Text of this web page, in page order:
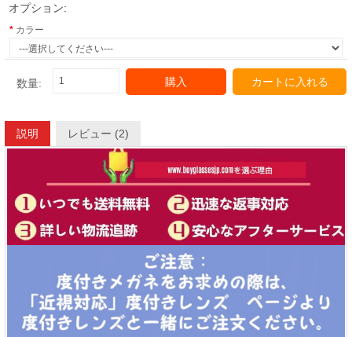
オプション:
カラー
数量: 購入 カートに入れる
説明 レビュー (2)